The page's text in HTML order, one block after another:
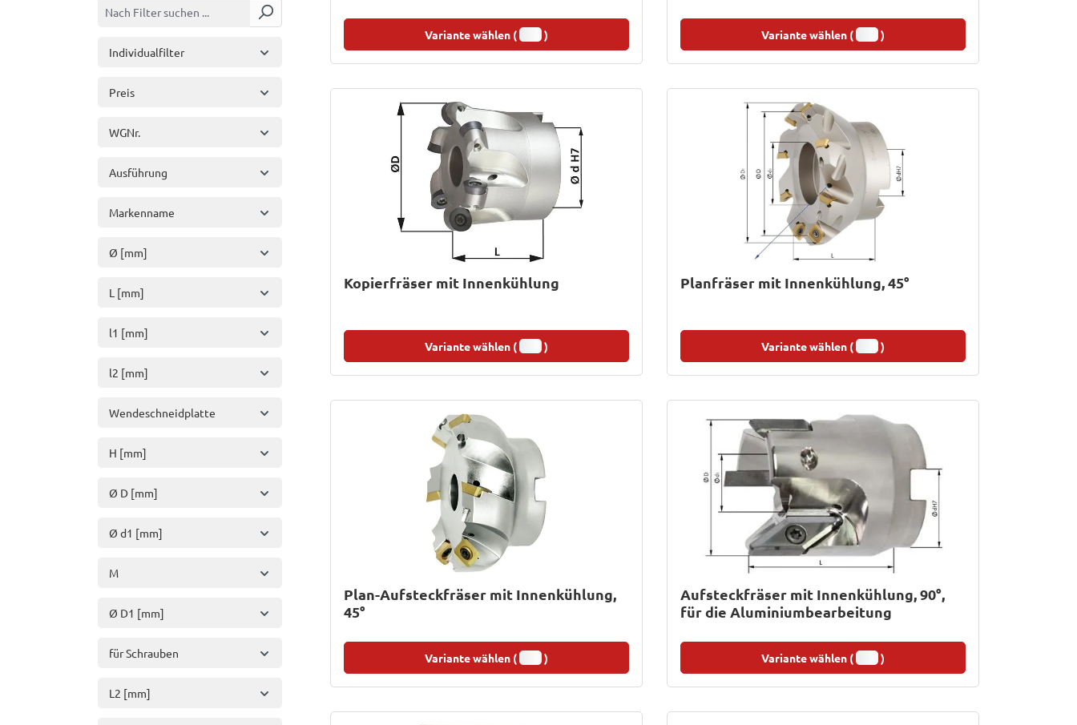
Individualfilter
Preis
WGNr.
Ausführung
Markenname
Ø [mm]
L [mm]
l1 [mm]
l2 [mm]
Wendeschneidplatte
H [mm]
Ø D [mm]
Ø d1 [mm]
M
Ø D1 [mm]
für Schrauben
L2 [mm]
Variante wählen ( ) Variante wählen ( )
Kopierfräser mit Innenkühlung
Variante wählen ( )
Planfräser mit Innenkühlung, 45°
Variante wählen ( )
Plan-Aufsteckfräser mit Innenkühlung,
45°
Variante wählen ( )
Aufsteckfräser mit Innenkühlung, 90°,
für die Aluminiumbearbeitung
Variante wählen ( )